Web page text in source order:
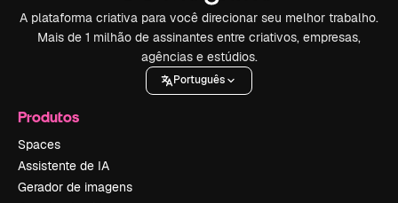
A plataforma criativa para você direcionar seu melhor trabalho.
Mais de 1 milhão de assinantes entre criativos, empresas,
agências e estúdios.
Português
Produtos
Spaces
Assistente de IA
Gerador de imagens